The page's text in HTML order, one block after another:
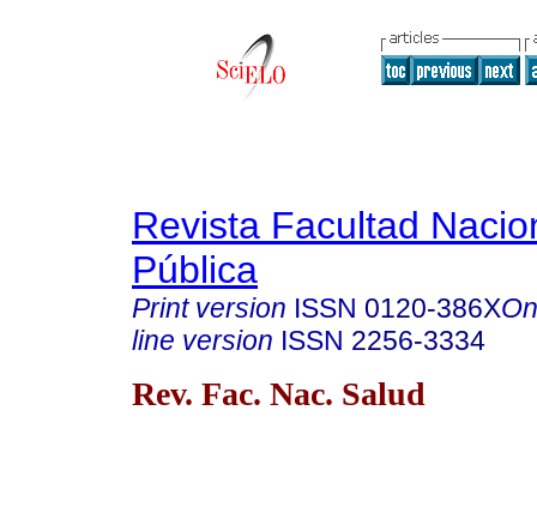
Revista Facultad
Pública
Print version ISSN 0120-386X
line version ISSN 2256-3334
Rev. Fac. Nac. Salud